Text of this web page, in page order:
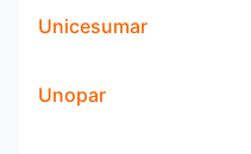
Unicesumar
Unopar